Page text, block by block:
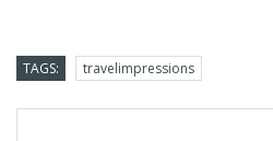
TAGS: travelimpressions